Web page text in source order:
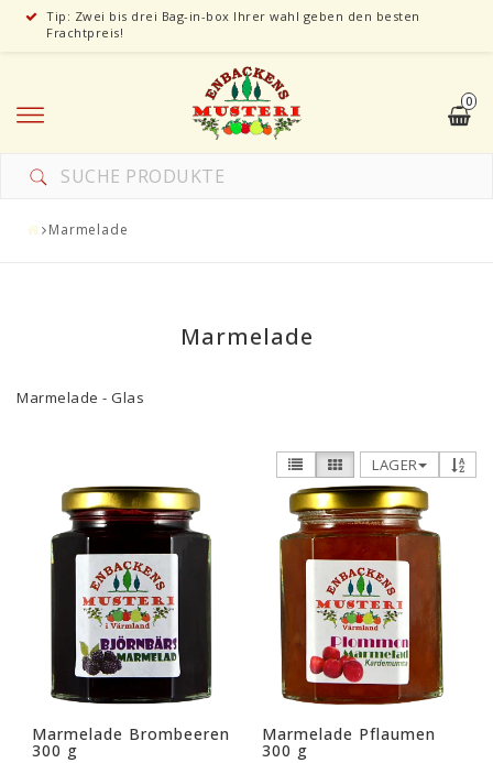
Tip: Zwei bis drei Bag-in-box Ihrer wahl geben den besten
Frachtpreis!
0
Marmelade
Marmelade
Marmelade - Glas
LAGER
Marmelade Brombeeren
300 g
Marmelade Pflaumen
300 g